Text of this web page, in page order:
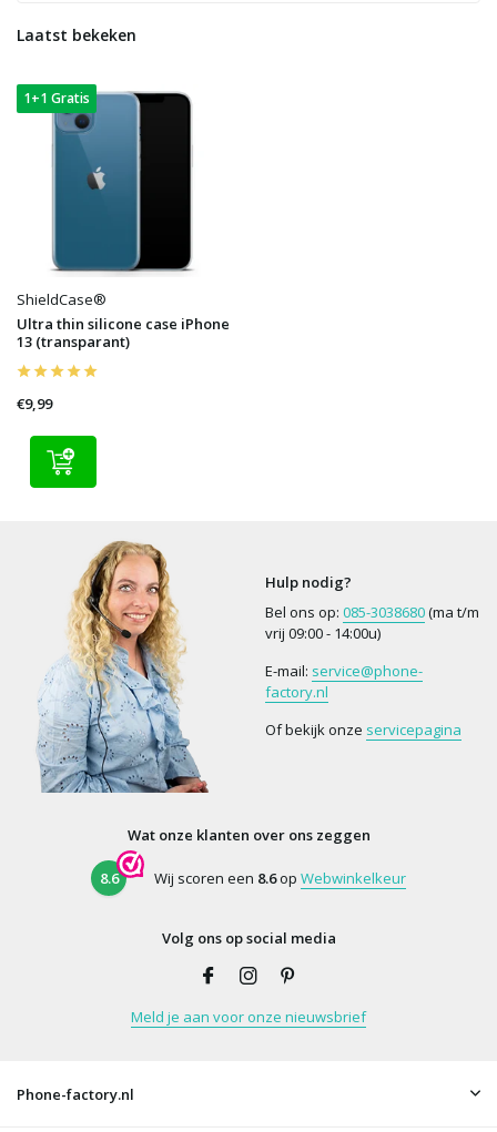
Laatst bekeken
1+1 Gratis
ShieldCase®
Ultra thin silicone case iPhone
13 (transparant)
€9,99
Hulp nodig?
Bel ons op: 085-3038680(ma t/m
vrij 09:00 - 14:00u)
E-mail: service@phone-
factory.nl
Of bekijk onze servicepagina
Wat onze klanten over ons zeggen
8.6 Wij scoren een 8.6op Webwinkelkeur
Volg ons op social media
Meld je aan voor onze nieuwsbrief
Phone-factory.nl